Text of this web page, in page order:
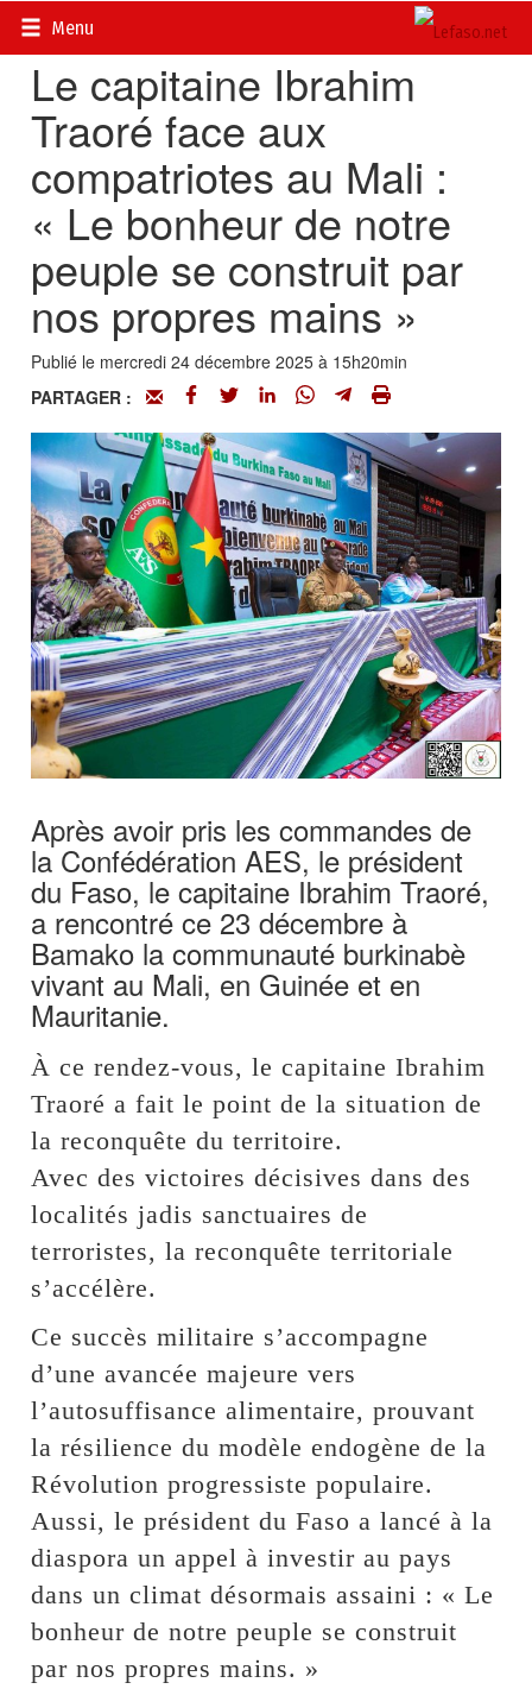
Menu
Accueil>
Le capitaine Ibrahim
Traoré face aux
compatriotes au Mali :
« Le bonheur de notre
peuple se construit par
nos propres mains »
Publié le mercredi 24 décembre 2025 à 15h20min
PARTAGER :
Après avoir pris les commandes de
la Confédération AES, le président
du Faso, le capitaine Ibrahim Traoré,
a rencontré ce 23 décembre à
Bamako la communauté burkinabè
vivant au Mali, en Guinée et en
Mauritanie.
À ce rendez-vous, le capitaine Ibrahim
Traoré a fait le point de la situation de
la reconquête du territoire.
Avec des victoires décisives dans des
localités jadis sanctuaires de
terroristes, la reconquête territoriale
s’accélère.
Ce succès militaire s’accompagne
d’une avancée majeure vers
l’autosuffisance alimentaire, prouvant
la résilience du modèle endogène de la
Révolution progressiste populaire.
Aussi, le président du Faso a lancé à la
diaspora un appel à investir au pays
dans un climat désormais assaini : « Le
bonheur de notre peuple se construit
par nos propres mains. »